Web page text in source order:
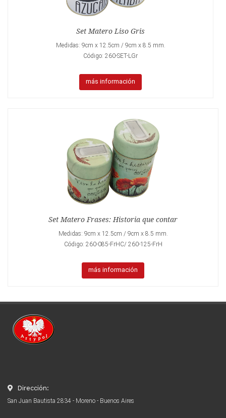
Set Matero Liso Gris
Medidas: 9cm x 12.5cm / 9cm x 8.5 mm.
Código: 260-SET-LGr
más información
Set Matero Frases: Historia que contar
Medidas: 9cm x 12.5cm / 9cm x 8.5 mm.
Código: 260-085-FrHC/ 260-125-FrH
más información
Dirección:
San Juan Bautista 2834 - Moreno - Buenos Aires